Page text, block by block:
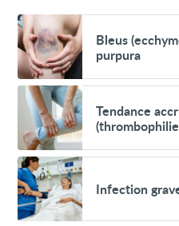
Voir
Bleus
(ecchymoses),
pétéchies
et
purpura
Bleus
purpura
Voir
Tendance
accrue
aux
caillots
(thrombophilie)
Tendance
Voir
Infection
grave
généralisée
(septicémie)
Infection